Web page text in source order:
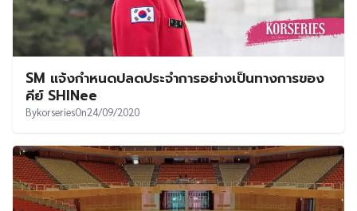
SM แจ้งกำหนดปลดประจำการอย่างเป็นทางการของ
คีย์ SHINee
BykorseriesOn24/09/2020